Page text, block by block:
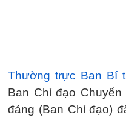
Thường trực Ban Bí
Ban Chỉ đạo
đảng (Ban Chỉ đạo)